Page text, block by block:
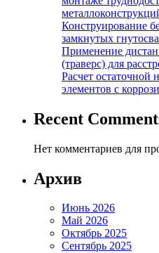
Конструирование
замкнутых
Применение
(траверс) для
Расчет остаточной
элементов с
Recent
Нет комментариев для
Архив
Июнь 2026
Май 2026
Октябрь 2025
Сентябрь 2025